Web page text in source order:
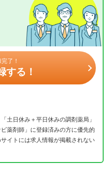
了！
する！
土日休み＋平日休みの調剤薬局」
薬剤師」に登録済みの方に優先的
イトには求人情報が掲載されない